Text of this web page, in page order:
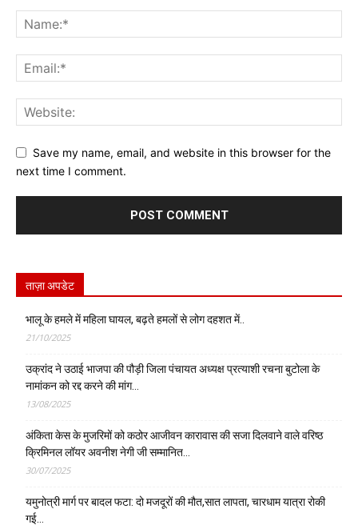
Save my name, email, and website in this browser for the
next time I comment.
ताज़ा अपडेट
भालू के हमले में महिला घायल, बढ़ते हमलों से लोग दहशत में..
21/10/2025
उक्रांद ने उठाई भाजपा की पौड़ी जिला पंचायत अध्यक्ष प्रत्याशी रचना बुटोला के
नामांकन को रद्द करने की मांग…
13/08/2025
अंकिता केस के मुजरिमों को कठोर आजीवन कारावास की सजा दिलवाने वाले वरिष्ठ
क्रिमिनल लॉयर अवनीश नेगी जी सम्मानित…
30/07/2025
यमुनोत्री मार्ग पर बादल फटा: दो मजदूरों की मौत,सात लापता, चारधाम यात्रा रोकी
गई…